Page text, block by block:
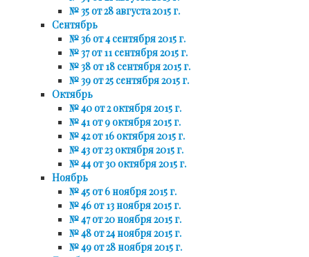
№ 35 от 28 августа 2015 г.
Сентябрь
№ 36 от 4 сентября 2015 г.
№ 37 от 11 сентября 2015 г.
№ 38 от 18 сентября 2015 г.
№ 39 от 25 сентября 2015 г.
Октябрь
№ 40 от 2 октября 2015 г.
№ 41 от 9 октября 2015 г.
№ 42 от 16 октября 2015 г.
№ 43 от 23 октября 2015 г.
№ 44 от 30 октября 2015 г.
Ноябрь
№ 45 от 6 ноября 2015 г.
№ 46 от 13 ноября 2015 г.
№ 47 от 20 ноября 2015 г.
№ 48 от 24 ноября 2015 г.
№ 49 от 28 ноября 2015 г.